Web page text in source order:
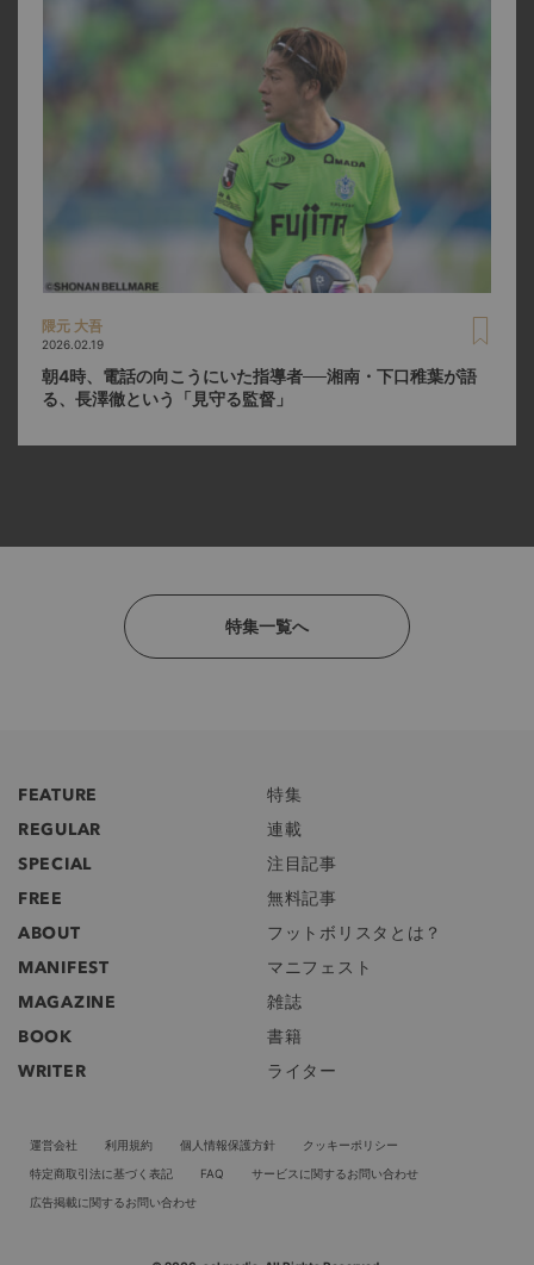
隈元 大吾
2026.02.19
朝4時、電話の向こうにいた指導者──湘南・下口稚葉が語
る、長澤徹という「見守る監督」
特集一覧へ
FEATURE
特集
REGULAR
連載
SPECIAL
注目記事
FREE
無料記事
ABOUT
フットボリスタとは？
MANIFEST
マニフェスト
MAGAZINE
雑誌
BOOK
書籍
WRITER
ライター
運営会社 利用規約 個人情報保護方針
クッキーポリシー
特定商取引法に基づく表記
FAQ
サービスに関するお問い合わせ
広告掲載に関するお問い合わせ